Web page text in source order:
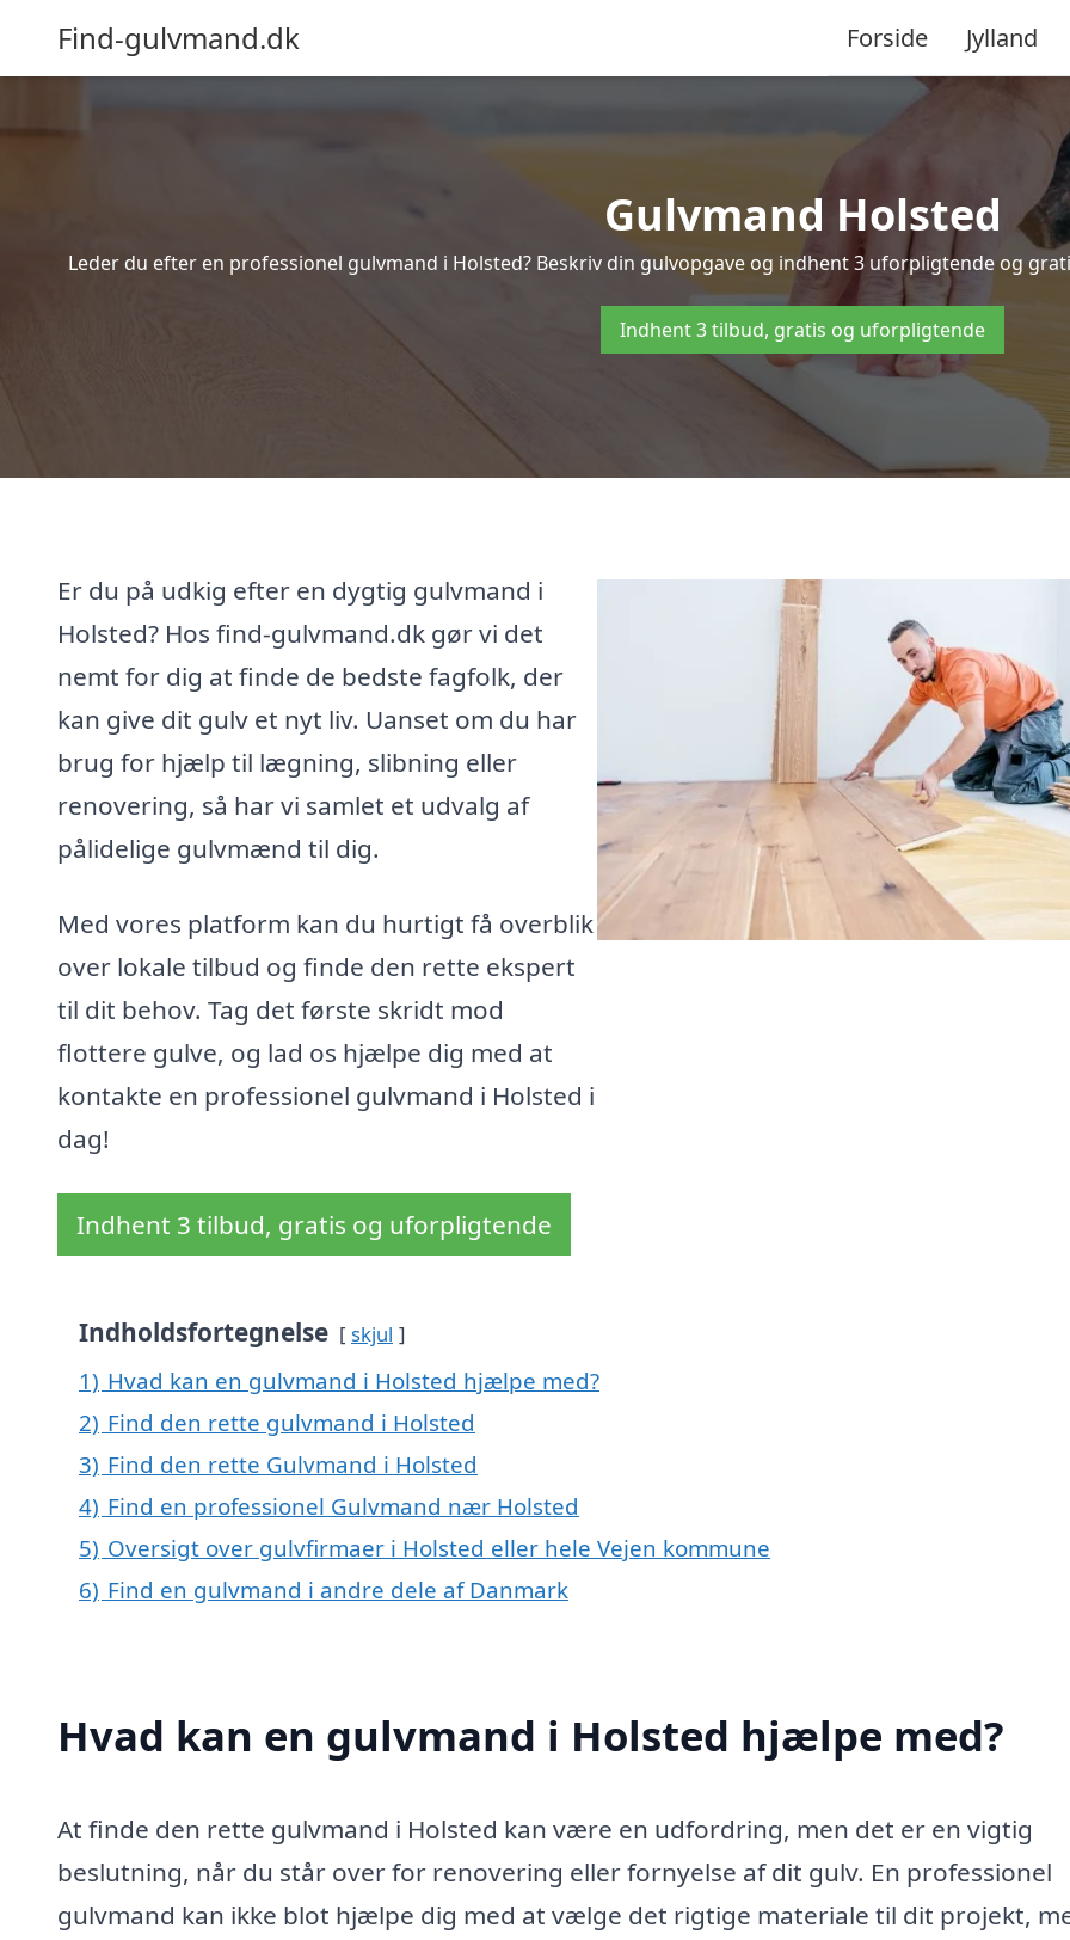
Find-gulvmand.dk Forside Jylland
Gulvmand Holsted
Leder du efter en professionel gulvmand i Holsted? Beskriv din gulvopgave og indhent 3 uforpligtende og
Indhent 3 tilbud, gratis og uforpligtende
Er du på udkig efter en dygtig gulvmand i
Holsted? Hos find-gulvmand.dk gør vi det
nemt for dig at finde de bedste fagfolk, der
kan give dit gulv et nyt liv. Uanset om du har
brug for hjælp til lægning, slibning eller
renovering, så har vi samlet et udvalg af
pålidelige gulvmænd til dig.
Med vores platform kan du hurtigt få overblik
over lokale tilbud og finde den rette ekspert
til dit behov. Tag det første skridt mod
flottere gulve, og lad os hjælpe dig med at
kontakte en professionel gulvmand i Holsted i
dag!
Indhent 3 tilbud, gratis og uforpligtende
Indholdsfortegnelse skjul
1) Hvad kan en gulvmand i Holsted hjælpe med?
2) Find den rette gulvmand i Holsted
3) Find den rette Gulvmand i Holsted
4) Find en professionel Gulvmand nær Holsted
5) Oversigt over gulvfirmaer i Holsted eller hele Vejen kommune
6) Find en gulvmand i andre dele af Danmark
Hvad kan en gulvmand i Holsted hjælpe med?
At finde den rette gulvmand i Holsted kan være en udfordring, men det er en vigtig
beslutning, når du står over for renovering eller fornyelse af dit gulv. En professionel
gulvmand kan ikke blot hjælpe dig med at vælge det rigtige materiale til dit projekt,